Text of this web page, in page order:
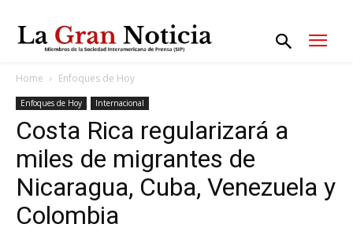
Home Enfoques de Hoy
Enfoques de Hoy Internacional
Costa Rica regularizará a
miles de migrantes de
Nicaragua, Cuba, Venezuela y
Colombia